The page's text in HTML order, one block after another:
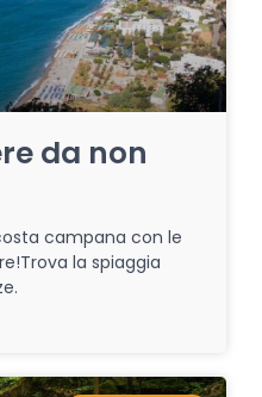
da non
campana con le
la spiaggia